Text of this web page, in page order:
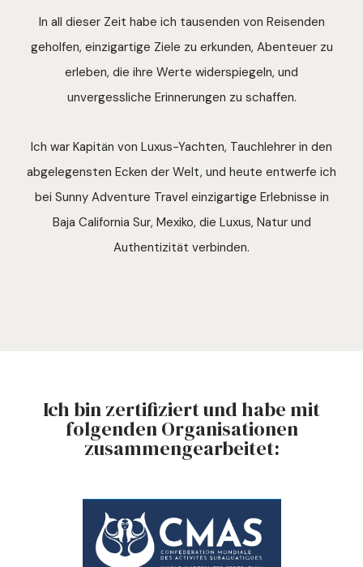
In all dieser Zeit habe ich tausenden von Reisenden
geholfen, einzigartige Ziele zu erkunden, Abenteuer zu
erleben, die ihre Werte widerspiegeln, und
unvergessliche Erinnerungen zu schaffen.
Ich war Kapitän von Luxus-Yachten, Tauchlehrer in den
abgelegensten Ecken der Welt, und heute entwerfe ich
bei Sunny Adventure Travel einzigartige Erlebnisse in
Baja California Sur, Mexiko, die Luxus, Natur und
Authentizität verbinden.
Ich bin zertifiziert und habe mit
folgenden Organisationen
zusammengearbeitet: